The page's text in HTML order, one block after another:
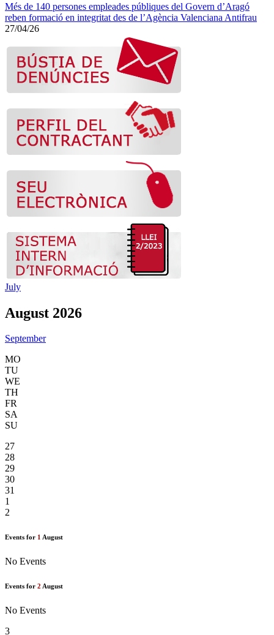
Més de 140 persones empleades públiques del Govern d’Aragó
reben formació en integritat des de l’Agència Valenciana Antifrau
27/04/26
July
August 2026
September
MO
TU
WE
TH
FR
SA
SU
27
28
29
30
31
1
2
Events for 1 August
No Events
Events for 2 August
No Events
3